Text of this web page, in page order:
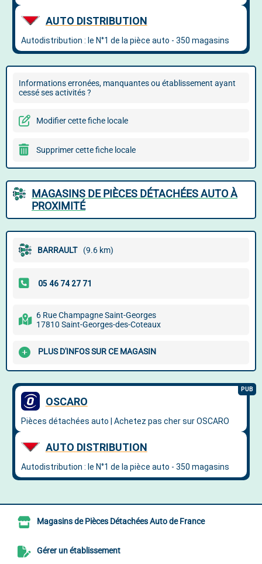
Informations erronées, manquantes ou établissement ayant
cessé ses activités ?
Modifier cette fiche locale
Supprimer cette fiche locale
MAGASINS DE PIÈCES DÉTACHÉES AUTO À
PROXIMITÉ
BARRAULT (9.6 km)
6 Rue Champagne Saint-Georges
17810 Saint-Georges-des-Coteaux
PLUS D'INFOS SUR CE MAGASIN
Magasins de Pièces Détachées Auto de France
Gérer un établissement